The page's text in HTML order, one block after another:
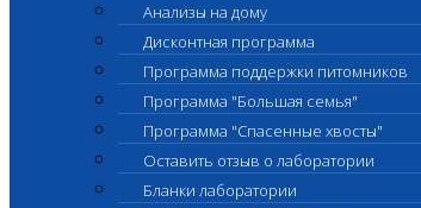
Анализы на дому
Дисконтная программа
Программа поддержки питомников
Программа "Большая семья"
Программа "Спасенные хвосты"
Оставить отзыв о лаборатории
Бланки лаборатории